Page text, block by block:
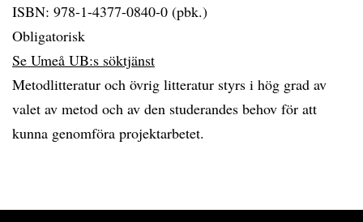
ISBN: 978-1-4377-0840-0 (pbk.)
Obligatorisk
Se Umeå UB:s söktjänst
Metodlitteratur och övrig litteratur styrs i hög grad av
valet av metod och av den studerandes behov för att
kunna genomföra projektarbetet.